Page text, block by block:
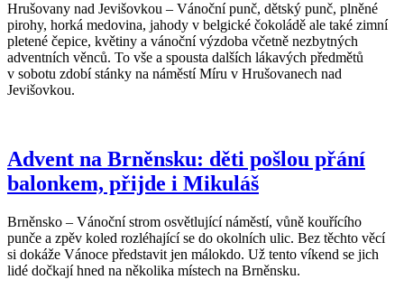
Hrušovany nad Jevišovkou – Vánoční punč, dětský punč, plněné
pirohy, horká medovina, jahody v belgické čokoládě ale také zimní
pletené čepice, květiny a vánoční výzdoba včetně nezbytných
adventních věnců. To vše a spousta dalších lákavých předmětů
v sobotu zdobí stánky na náměstí Míru v Hrušovanech nad
Jevišovkou.
Advent na Brněnsku: děti pošlou přání
balonkem, přijde i Mikuláš
Brněnsko – Vánoční strom osvětlující náměstí, vůně kouřícího
punče a zpěv koled rozléhající se do okolních ulic. Bez těchto věcí
si dokáže Vánoce představit jen málokdo. Už tento víkend se jich
lidé dočkají hned na několika místech na Brněnsku.